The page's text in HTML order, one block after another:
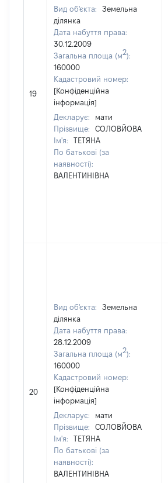
19
Вид об'єкта:
Земельна
ділянка
Дата набуття права:
30.12.2009
Загальна площа (м2):
160000
Кадастровий номер:
[Конфіденційна
інформація]
Декларує:
мати
Прізвище:
СОЛОВЙОВА
Ім'я:
ТЕТЯНА
По батькові (за
наявності):
ВАЛЕНТИНІВНА
20
Вид об'єкта:
Земельна
ділянка
Дата набуття права:
28.12.2009
Загальна площа (м2):
160000
Кадастровий номер:
[Конфіденційна
інформація]
Декларує:
мати
Прізвище:
СОЛОВЙОВА
Ім'я:
ТЕТЯНА
По батькові (за
наявності):
ВАЛЕНТИНІВНА